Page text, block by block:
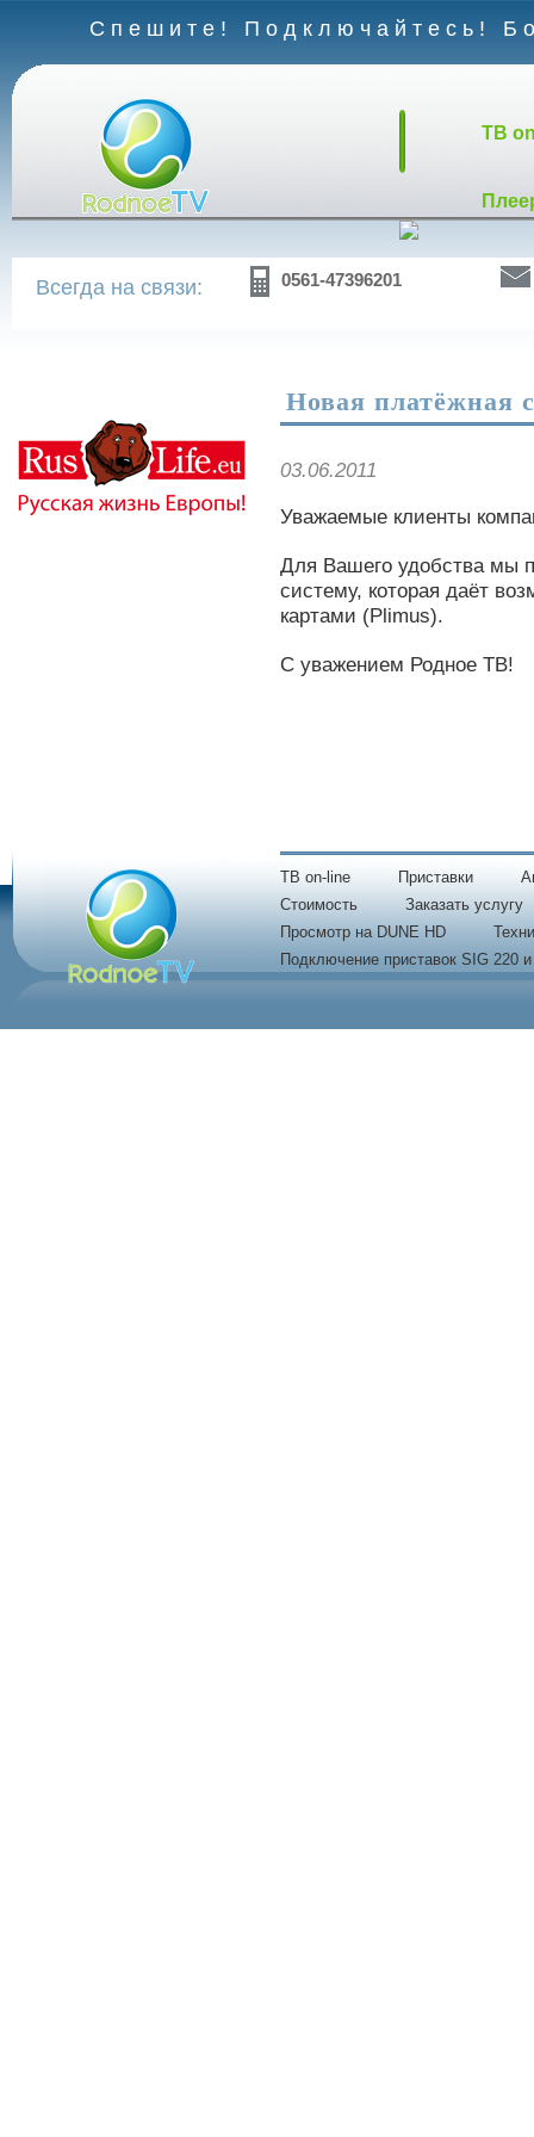
Спешите! Подключайтесь!
TB
Всегда на связи: 0561-47396201
Новая платёжная
03.06.2011
Уважаемые клиенты
Для Вашего удобства мы
систему, которая даёт
картами (Plimus).
С уважением Родное ТВ!
TB on-line Приставки
Стоимость
Заказать услугу
Просмотр на DUNE HD
Подключение приставок SIG 220